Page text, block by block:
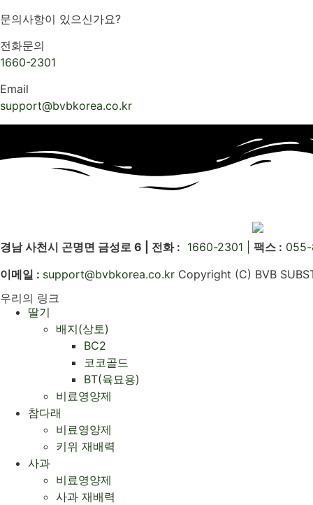
문의사항이 있으신가요?
전화문의
1660-2301
Email
support@bvbkorea.co.kr
경남 사천시 곤명면 금성로 6 | 전화 : 1660-2301 팩스 :
이메일 : support@bvbkorea.co.kr Copyright (C) BVB
우리의 링크
딸기
배지(상토)
BC2
코코골드
BT(육묘용)
비료영양제
참다래
비료영양제
키위 재배력
사과
비료영양제
사과 재배력 ​